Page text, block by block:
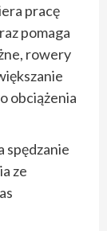
pracę
pomaga
rowery
obciążenia
spędzanie
ze